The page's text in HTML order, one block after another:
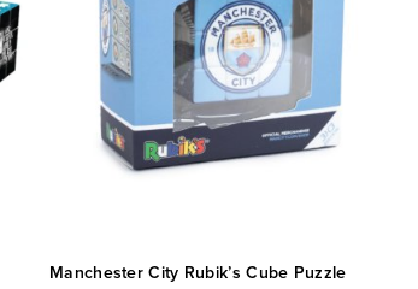
Manchester City Rubik’s Cube Puzzle